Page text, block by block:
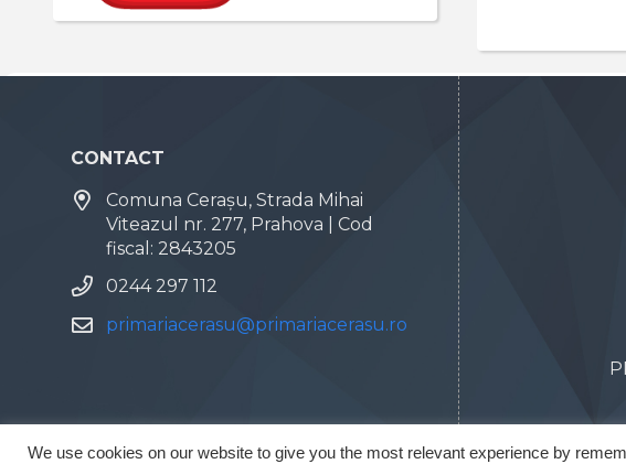
CONTACT
Comuna Cerașu, Strada Mihai
Viteazul nr. 277, Prahova | Cod
fiscal: 2843205
0244 297 112
primariacerasu@primariacerasu.ro
We use cookies on our website to give you the most relevant experience by